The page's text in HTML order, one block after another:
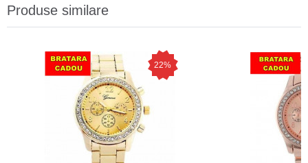
Produse similare
22%